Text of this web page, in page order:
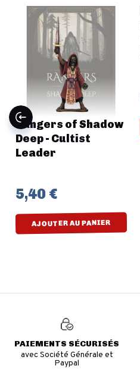
Rangers of Shadow
Deep - Cultist
Leader
5,40 €
AJOUTER AU PANIER
PAIEMENTS SÉCURISÉS
avec Société Générale et
Paypal